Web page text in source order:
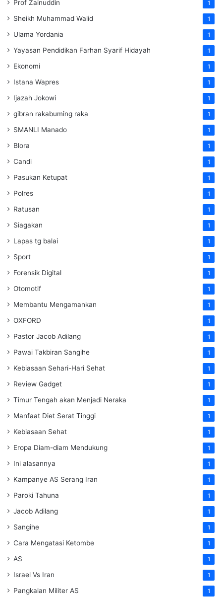
Prof Zainuddin 1
Sheikh Muhammad Walid 1
Ulama Yordania 1
Yayasan Pendidikan Farhan Syarif Hidayah 1
Ekonomi 1
Istana Wapres 1
Ijazah Jokowi 1
gibran rakabuming raka 1
SMANLI Manado 1
Blora 1
Candi 1
Pasukan Ketupat 1
Polres 1
Ratusan 1
Siagakan 1
Lapas tg balai 1
Sport 1
Forensik Digital 1
Otomotif 1
Membantu Mengamankan 1
OXFORD 1
Pastor Jacob Adilang 1
Pawai Takbiran Sangihe 1
Kebiasaan Sehari-Hari Sehat 1
Review Gadget 1
Timur Tengah akan Menjadi Neraka 1
Manfaat Diet Serat Tinggi 1
Kebiasaan Sehat 1
Eropa Diam-diam Mendukung 1
Ini alasannya 1
Kampanye AS Serang Iran 1
Paroki Tahuna 1
Jacob Adilang 1
Sangihe 1
Cara Mengatasi Ketombe 1
AS 1
Israel Vs Iran 1
Pangkalan Militer AS 1